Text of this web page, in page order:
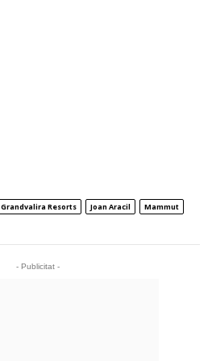
Grandvalira Resorts Joan Aracil
Mammut
- Publicitat -